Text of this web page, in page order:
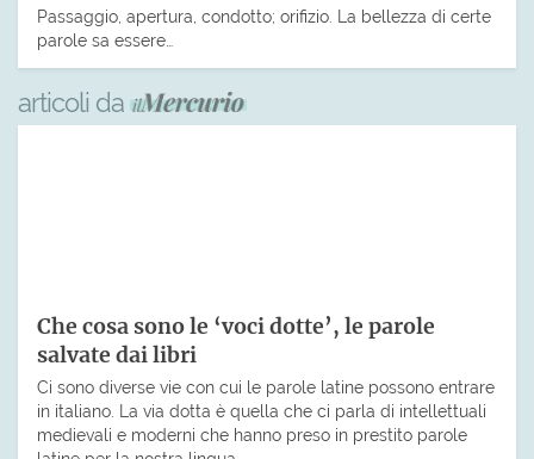
Passaggio, apertura, condotto; orifizio. La bellezza di certe
parole sa essere…
articoli da
Che cosa sono le ‘voci dotte’, le parole
salvate dai libri
Ci sono diverse vie con cui le parole latine possono entrare
in italiano. La via dotta è quella che ci parla di intellettuali
medievali e moderni che hanno preso in prestito parole